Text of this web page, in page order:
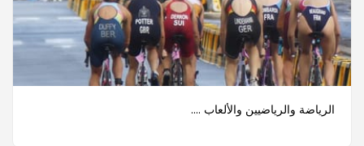
والألعاب ....